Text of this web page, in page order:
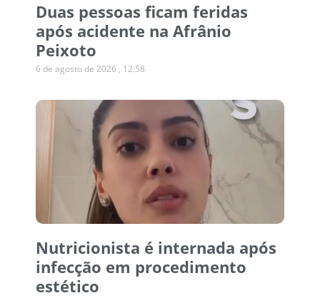
Duas pessoas ficam feridas
após acidente na Afrânio
Peixoto
6 de agosto de 2026 12:58
Nutricionista é internada após
infecção em procedimento
estético